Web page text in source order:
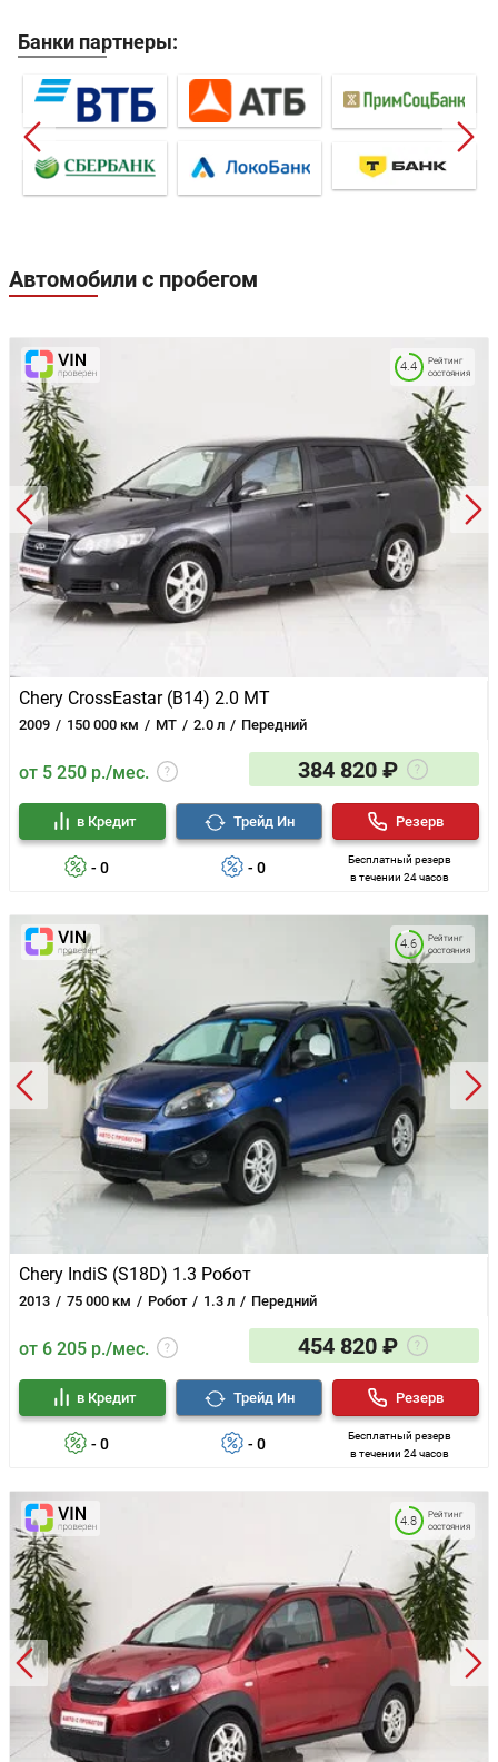
Банки партнеры:
Автомобили с пробегом
Chery CrossEastar (B14) 2.0 MT
2009 150 000 км MT 2.0 л Передний
Рейтинг
состояния
4.4
от 5 250 р./мес. 384 820 ₽
- 0
в Кредит
- 0
Трейд Ин
Бесплатный резерв
в течении 24 часов
Резерв
Chery IndiS (S18D) 1.3 Робот
2013 75 000 км Робот 1.3 л Передний
Рейтинг
состояния
4.6
от 6 205 р./мес. 454 820 ₽
- 0
в Кредит
- 0
Трейд Ин
Бесплатный резерв
в течении 24 часов
Резерв
Рейтинг
состояния
4.8